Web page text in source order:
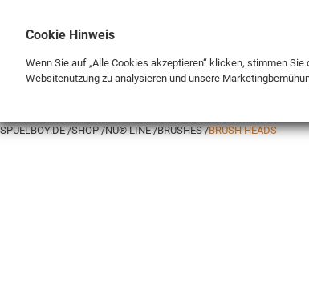
SPUELBOY.DE SHOP NU® LINE BRUSHES BRUSH HEADS
Cookie Hinweis
Wenn Sie auf „Alle Cookies akzeptieren“ klicken, stimmen
Websitenutzung zu analysieren und unsere